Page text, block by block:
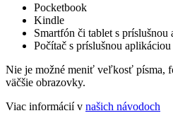
Pocketbook
Kindle
Smartfón či tablet s príslušnou
Počítač s príslušnou aplikáciou
Nie je možné meniť veľkosť písma,
väčšie obrazovky.
Viac informácií v našich návodoch